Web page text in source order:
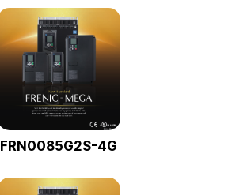
FRN0085G2S-4G